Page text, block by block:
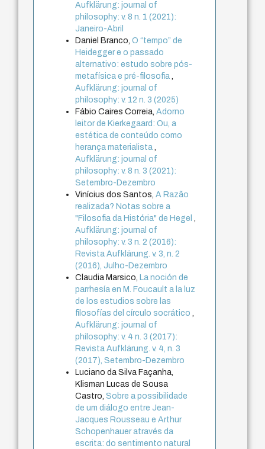
Aufklärung: journal of
philosophy: v. 8 n. 1 (2021):
Janeiro-Abril
Daniel Branco,O “tempo” de
Heidegger e o passado
alternativo: estudo sobre pós-
metafísica e pré-filosofia,
Aufklärung: journal of
philosophy: v. 12 n. 3 (2025)
Fábio Caires Correia,Adorno
leitor de Kierkegaard: Ou, a
estética de conteúdo como
herança materialista,
Aufklärung: journal of
philosophy: v. 8 n. 3 (2021):
Setembro-Dezembro
Vinícius dos Santos,A Razão
realizada? Notas sobre a
"Filosofia da História" de Hegel,
Aufklärung: journal of
philosophy: v. 3 n. 2 (2016):
Revista Aufklärung. v. 3, n. 2
(2016), Julho-Dezembro
Claudia Marsico, La noción de
parrhesía en M. Foucault a la luz
de los estudios sobre las
filosofías del círculo socrático,
Aufklärung: journal of
philosophy: v. 4 n. 3 (2017):
Revista Aufklärung. v. 4, n. 3
(2017), Setembro-Dezembro
Luciano da Silva Façanha,
Klisman Lucas de Sousa
Castro,Sobre a possibilidade
de um diálogo entre Jean-
Jacques Rousseau e Arthur
Schopenhauer através da
escrita: do sentimento natural